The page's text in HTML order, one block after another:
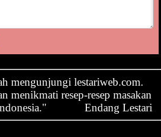
mengunjungi lestariweb.com.
menikmati resep-resep masakan
Endang Lestari